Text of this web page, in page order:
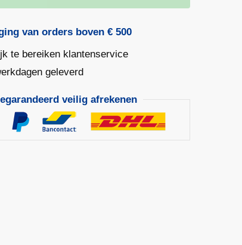
van orders boven € 500
te bereiken klantenservice
geleverd
veilig afrekenen